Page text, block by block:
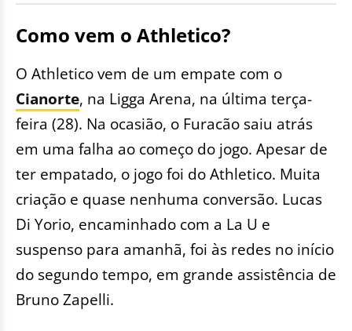
Como vem o Athletico?
O Athletico vem de um empate com o
Cianorte, na Ligga Arena, na última terça-
feira (28). Na ocasião, o Furacão saiu atrás
em uma falha ao começo do jogo. Apesar de
ter empatado, o jogo foi do Athletico. Muita
criação e quase nenhuma conversão. Lucas
Di Yorio, encaminhado com a La U e
suspenso para amanhã, foi às redes no início
do segundo tempo, em grande assistência de
Bruno Zapelli.